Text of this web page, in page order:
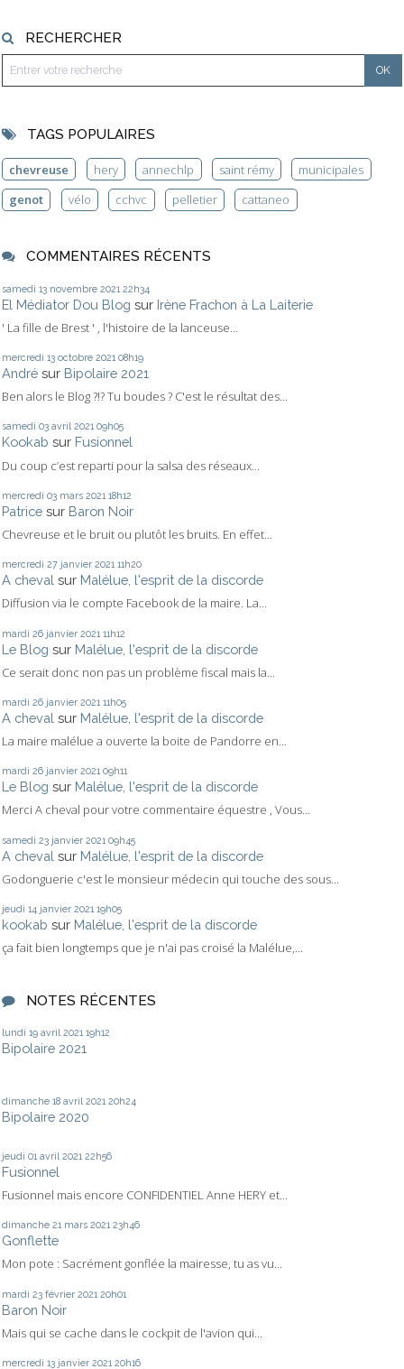
RECHERCHER
TAGS POPULAIRES
chevreuse hery annechlp saint rémy
municipales
genot
vélo cchvc pelletier cattaneo
COMMENTAIRES RÉCENTS
samedi 13 novembre 2021 22h34
El Médiator Dou Blog sur Irène Frachon à La Laiterie
' La fille de Brest ' , l'histoire de la lanceuse...
mercredi 13 octobre 2021 08h19
André sur Bipolaire 2021
Ben alors le Blog ?!? Tu boudes ? C'est le résultat des...
samedi 03 avril 2021 09h05
Kookab sur Fusionnel
Du coup c’est reparti pour la salsa des réseaux...
mercredi 03 mars 2021 18h12
Patrice sur Baron Noir
Chevreuse et le bruit ou plutôt les bruits. En effet...
mercredi 27 janvier 2021 11h20
A cheval sur Malélue, l'esprit de la discorde
Diffusion via le compte Facebook de la maire. La...
mardi 26 janvier 2021 11h12
Le Blog sur Malélue, l'esprit de la discorde
Ce serait donc non pas un problème fiscal mais la...
mardi 26 janvier 2021 11h05
A cheval sur Malélue, l'esprit de la discorde
La maire malélue a ouverte la boite de Pandorre en...
mardi 26 janvier 2021 09h11
Le Blog sur Malélue, l'esprit de la discorde
Merci A cheval pour votre commentaire équestre , Vous...
samedi 23 janvier 2021 09h45
A cheval sur Malélue, l'esprit de la discorde
Godonguerie c'est le monsieur médecin qui touche des sous...
jeudi 14 janvier 2021 19h05
kookab sur Malélue, l'esprit de la discorde
ça fait bien longtemps que je n'ai pas croisé la Malélue,...
NOTES RÉCENTES
lundi 19 avril 2021 19h12
Bipolaire 2021
dimanche 18 avril 2021 20h24
Bipolaire 2020
jeudi 01 avril 2021 22h56
Fusionnel
Fusionnel mais encore CONFIDENTIEL Anne HERY et...
dimanche 21 mars 2021 23h46
Gonflette
Mon pote : Sacrément gonflée la mairesse, tu as vu...
mardi 23 février 2021 20h01
Baron Noir
Mais qui se cache dans le cockpit de l'avion qui...
mercredi 13 janvier 2021 20h16